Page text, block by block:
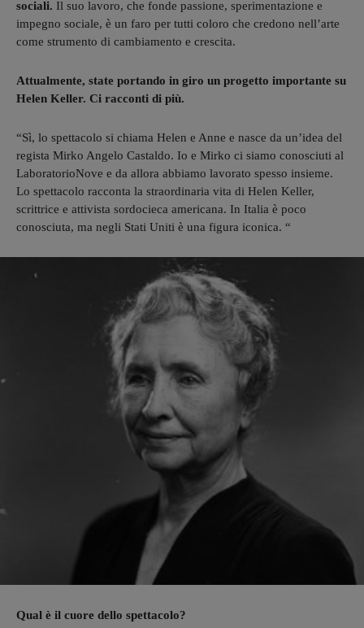
sociali. Il suo lavoro, che fonde passione, sperimentazione e
impegno sociale, è un faro per tutti coloro che credono nell’arte
come strumento di cambiamento e crescita.
Attualmente, state portando in giro un progetto importante su
Helen Keller. Ci racconti di più.
“Sì, lo spettacolo si chiama Helen e Anne e nasce da un’idea del
regista Mirko Angelo Castaldo. Io e Mirko ci siamo conosciuti al
LaboratorioNove e da allora abbiamo lavorato spesso insieme.
Lo spettacolo racconta la straordinaria vita di Helen Keller,
scrittrice e attivista sordocieca americana. In Italia è poco
conosciuta, ma negli Stati Uniti è una figura iconica. “
Qual è il cuore dello spettacolo?